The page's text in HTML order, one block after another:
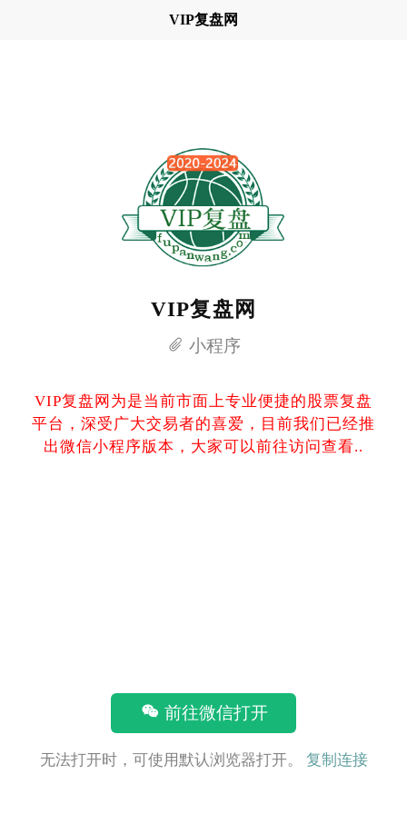
VIP复盘网
VIP复盘网
小程序
VIP复盘网为是当前市面上专业便捷的股票复盘
平台，深受广大交易者的喜爱，目前我们已经推
出微信小程序版本，大家可以前往访问查看..
前往微信打开
无法打开时，可使用默认浏览器打开。 复制连接